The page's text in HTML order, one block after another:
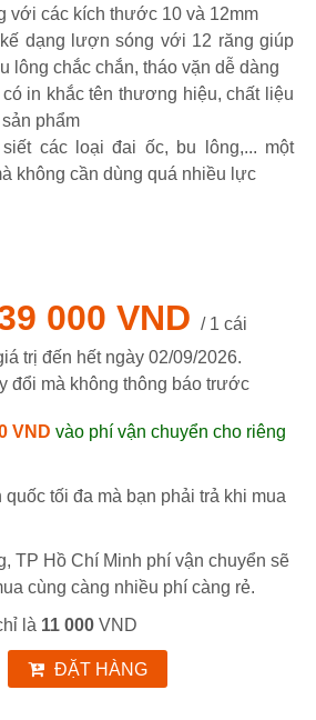
với các kích thước 10 và 12mm
lông chắc chắn, tháo vặn dễ dàng
phẩm
không cần dùng quá nhiều lực
000 VND / 1 cái
trị đến hết ngày 02/09/2026.
đổi mà không thông báo trước
VND vào phí vận chuyển cho riêng
quốc tối đa mà bạn phải trả khi mua
TP Hồ Chí Minh phí vận chuyển sẽ
cùng càng nhiều phí càng rẻ.
là 11 000 VND
ĐẶT HÀNG